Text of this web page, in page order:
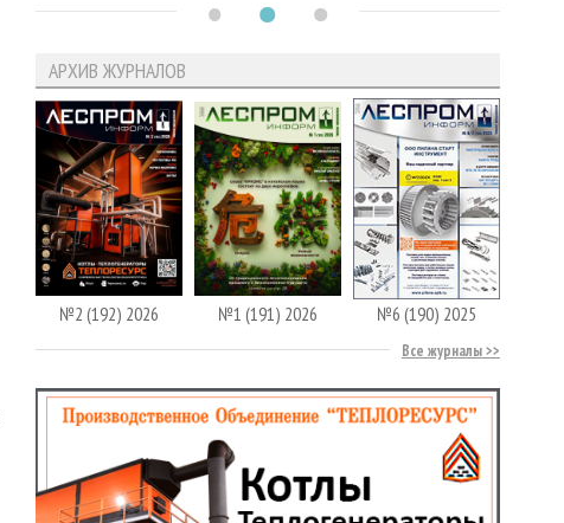
АРХИВ ЖУРНАЛОВ
№2 (192) 2026 №1 (191) 2026 №6 (190) 2025
Все журналы